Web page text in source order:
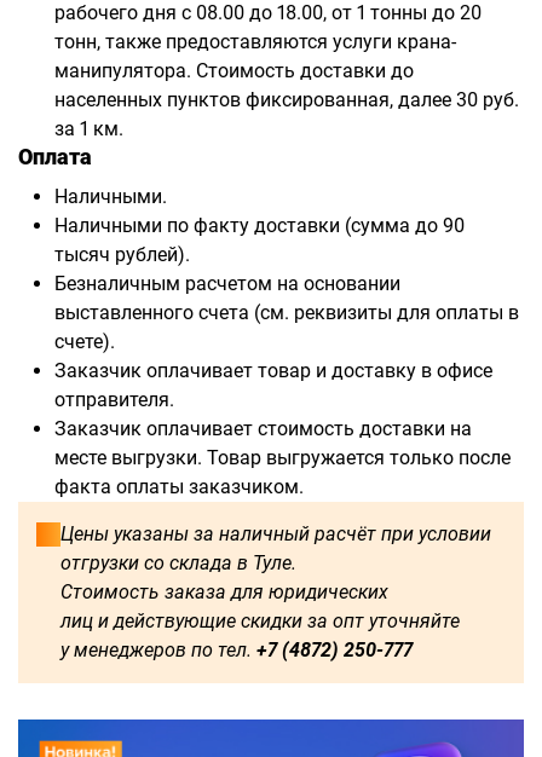
рабочего дня с 08.00 до 18.00, от 1 тонны до 20
тонн, также предоставляются услуги крана-
манипулятора. Стоимость доставки до
населенных пунктов фиксированная, далее 30 руб.
за 1 км.
Оплата
Наличными.
Наличными по факту доставки (сумма до 90
тысяч рублей).
Безналичным расчетом на основании
выставленного счета (см. реквизиты для оплаты в
счете).
Заказчик оплачивает товар и доставку в офисе
отправителя.
Заказчик оплачивает стоимость доставки на
месте выгрузки. Товар выгружается только после
факта оплаты заказчиком.
Цены указаны за наличный расчёт при условии
отгрузки со склада в Туле.
Стоимость заказа для юридических
лиц и действующие скидки за опт уточняйте
у менеджеров по тел. +7 (4872) 250-777
1750 2000 2250 2750
3500 3750
4000 4500 4750 5000
5250 5500 5750 6000